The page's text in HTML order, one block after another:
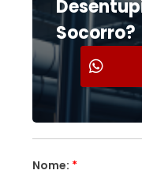
Socorro?
Nome: *